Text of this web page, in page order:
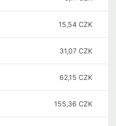
15,54 CZK
31,07 CZK
62,15 CZK
155,36 CZK